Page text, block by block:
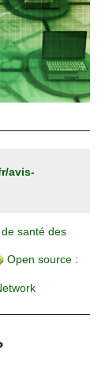
avis-
santé des
Open source :